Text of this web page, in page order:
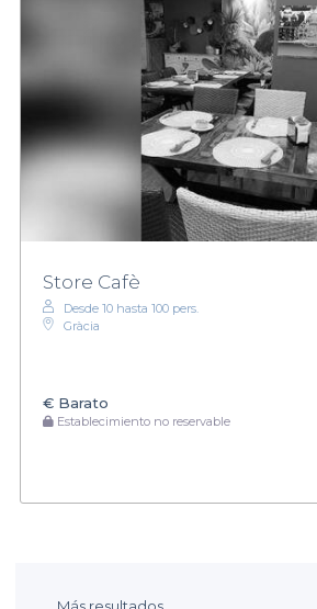
Store Cafè
Desde 10 hasta 100 pers.
Gràcia
€ Barato
Establecimiento no reservable
Más resultados